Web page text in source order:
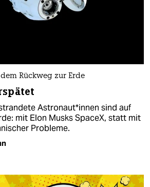
Rückweg zur Erde
As­tro­nau­t*in­nen sind auf
mit Elon Musks SpaceX, statt mit
Probleme.